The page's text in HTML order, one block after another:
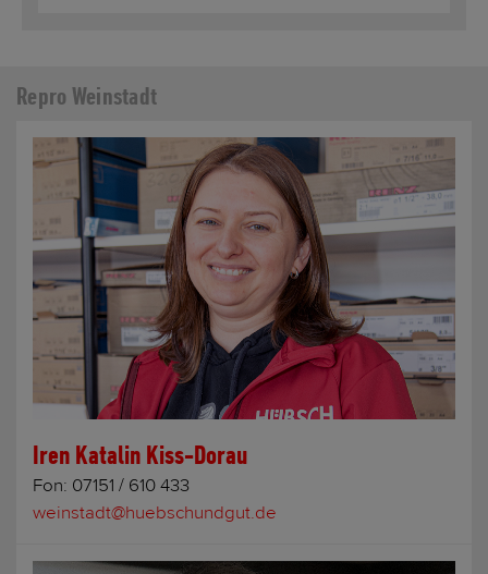
Repro Weinstadt
Iren Katalin Kiss-Dorau
Fon: 07151 / 610 433
weinstadt@huebschundgut.de